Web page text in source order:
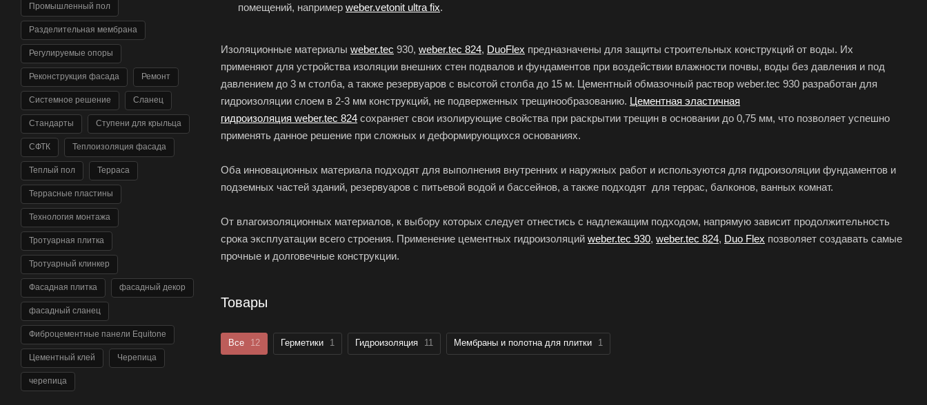
помещений, например weber.vetonit ultra fix.
Изоляционные материалы weber.tec 930, weber.tec 824, DuoFlex предназначены для защиты строительных конструкций от воды. Их
применяют для устройства изоляции внешних стен подвалов и фундаментов при воздействии влажности почвы, воды без давления и под
давлением до 3 м столба, а также резервуаров с высотой столба до 15 м. Цементный обмазочный раствор weber.tec 930 разработан для
гидроизоляции слоем в 2-3 мм конструкций, не подверженных трещинообразованию. Цементная эластичная
гидроизоляция weber.tec 824 сохраняет свои изолирующие свойства при раскрытии трещин в основании до 0,75 мм, что позволяет успешно
применять данное решение при сложных и деформирующихся основаниях.
Оба инновационных материала подходят для выполнения внутренних и наружных работ и используются для гидроизоляции фундаментов и
подземных частей зданий, резервуаров c питьевой водой и бассейнов, а также подходят для террас, балконов, ванных комнат.
От влагоизоляционных материалов, к выбору которых следует отнестись с надлежащим подходом, напрямую зависит продолжительность
срока эксплуатации всего строения. Применение цементных гидроизоляций weber.tec 930, weber.tec 824, Duo Flex позволяет создавать самые
прочные и долговечные конструкции.
Товары
Все 12 Герметики 1 Гидроизоляция 11 Мембраны и полотна для плитки 1
Промышленный пол
Разделительная мембрана
Регулируемые опоры
Реконструкция фасада Ремонт
Системное решение Сланец
Стандарты Ступени для крыльца
СФТК Теплоизоляция фасада
Теплый пол Терраса
Террасные пластины
Технология монтажа
Тротуарная плитка
Тротуарный клинкер
Фасадная плитка фасадный декор
фасадный сланец
Фиброцементные панели Equitone
Цементный клей Черепица
черепица